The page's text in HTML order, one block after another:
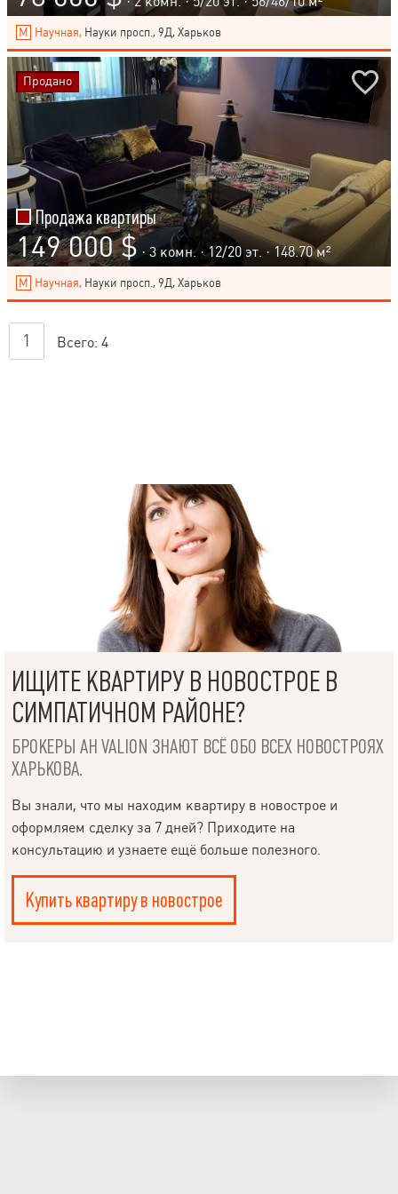
Научная, Науки просп., 9Д, Харьков
Продажа квартиры
149 000 $ · 3 комн. ·12/20эт. · 148.70 м²
Научная, Науки просп., 9Д, Харьков
Продано
1 Всего: 4
ИЩИТЕ КВАРТИРУ В НОВОСТРОЕ В
СИМПАТИЧНОМ РАЙОНЕ?
БРОКЕРЫ АН VALION ЗНАЮТ ВСЁ ОБО ВСЕХ НОВОСТРОЯХ
ХАРЬКОВА.
Вы знали, что мы находим квартиру в новострое и
оформляем сделку за 7 дней? Приходите на
консультацию и узнаете ещё больше полезного.
Купить квартиру в новострое